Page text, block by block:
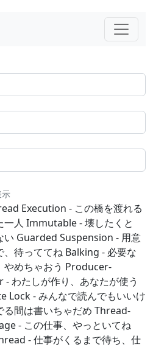
Execution - この橋を渡れる
一人 Immutable - 壊したくと
い Guarded Suspension - 用意
、待っててね Balking - 必要な
やめちゃおう Producer-
- わたしが作り、あなたが使う
Lock - みんなで読んでもいいけ
る間は書いちゃだめ Thread-
- この仕事、やっといてね
- 仕事がくるまで待ち、仕